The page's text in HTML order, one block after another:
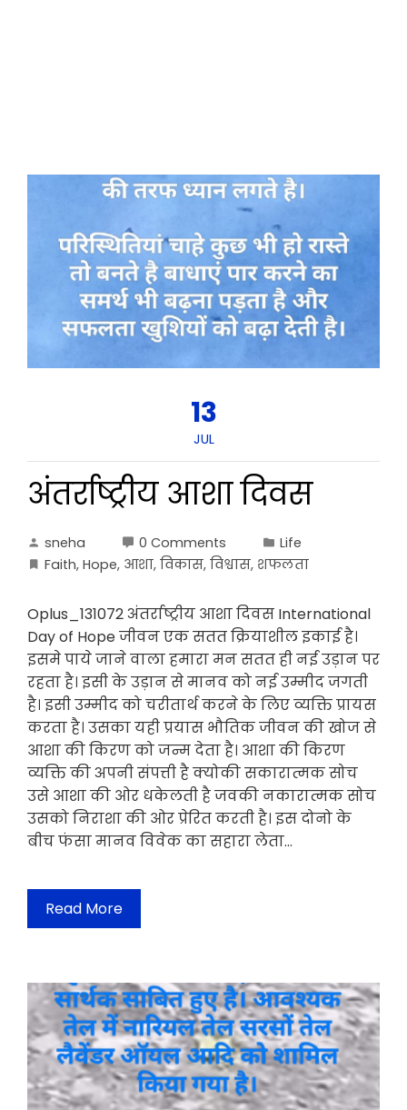
13
JUL
अंतर्राष्ट्रीय आशा दिवस
sneha 0 Comments
Life
Faith, Hope, आशा, विकास, विश्वास, शफलता
Oplus_131072 अंतर्राष्ट्रीय आशा दिवस International
Day of Hope जीवन एक सतत क्रियाशील इकाई है।
इसमे पाये जाने वाला हमारा मन सतत ही नई उड़ान पर
रहता है। इसी के उड़ान से मानव को नई उम्मीद जगती
है। इसी उम्मीद को चरीतार्थ करने के लिए व्यक्ति प्रायस
करता है। उसका यही प्रयास भौतिक जीवन की खोज से
आशा की किरण को जन्म देता है। आशा की किरण
व्यक्ति की अपनी संपत्ती है क्योकी सकारात्मक सोच
उसे आशा की ओर धकेलती है जवकी नकारात्मक सोच
उसको निराशा की ओर प्रेरित करती है। इस दोनो के
बीच फंसा मानव विवेक का सहारा लेता…
Read More